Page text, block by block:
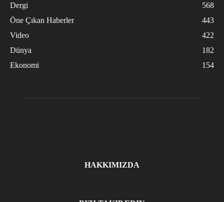
Dergi
568
Öne Çıkan Haberler
443
Video
422
Dünya
182
Ekonomi
154
HAKKIMIZDA